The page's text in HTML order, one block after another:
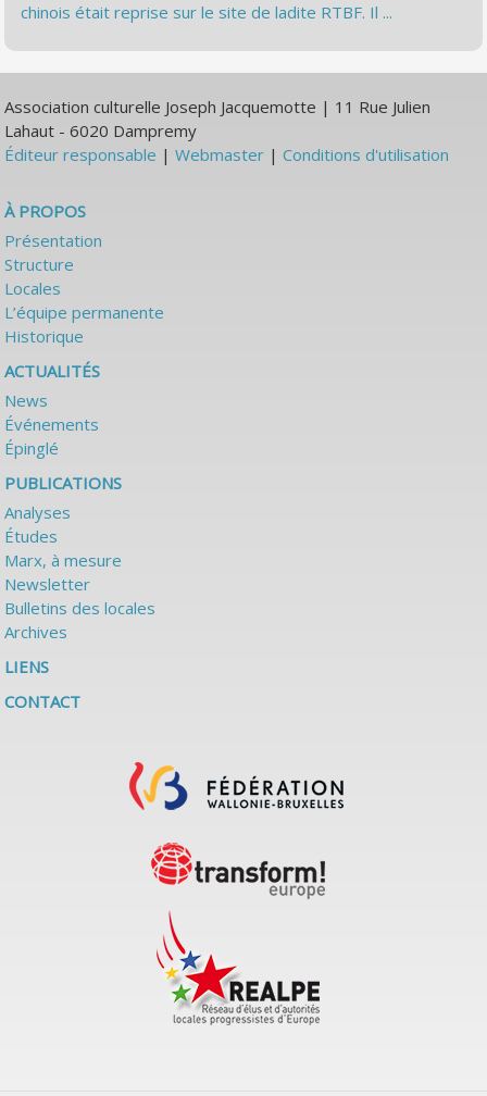
chinois était reprise sur le site de ladite RTBF. Il ...
Association culturelle Joseph Jacquemotte | 11 Rue Julien
Lahaut - 6020 Dampremy
Éditeur responsable |Webmaster |Conditions d'utilisation
À PROPOS
Présentation
Structure
Locales
L’équipe permanente
Historique
ACTUALITÉS
News
Événements
Épinglé
PUBLICATIONS
Analyses
Études
Marx, à mesure
Newsletter
Bulletins des locales
Archives
LIENS
CONTACT